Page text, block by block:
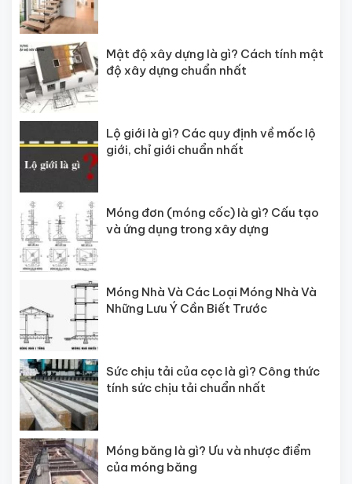
Mật độ xây dựng là gì? Cách tính mật
độ xây dựng chuẩn nhất
Lộ giới là gì? Các quy định về mốc lộ
giới, chỉ giới chuẩn nhất
Móng đơn (móng cốc) là gì? Cấu tạo
và ứng dụng trong xây dựng
Móng Nhà Và Các Loại Móng Nhà Và
Những Lưu Ý Cần Biết Trước
Sức chịu tải của cọc là gì? Công thức
tính sức chịu tải chuẩn nhất
Móng băng là gì? Ưu và nhược điểm
của móng băng